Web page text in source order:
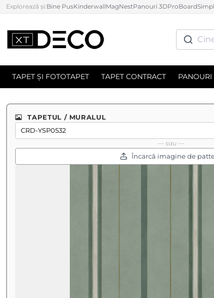
Explorează și:Bine PusKinderwallMagNestPanouri 3DProBoard
TAPET ȘI FOTOTAPET TAPET CONTRACT
TAPETUL / MURALUL
— sau —
Încarcă imagine de